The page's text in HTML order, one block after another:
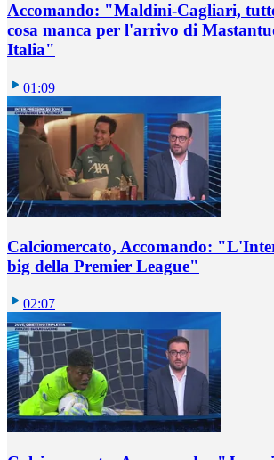
Accomando: "Maldini-Cagliari,
cosa manca per l'arrivo di
Italia"
01:09
Calciomercato, Accomando:
big della Premier League"
02:07